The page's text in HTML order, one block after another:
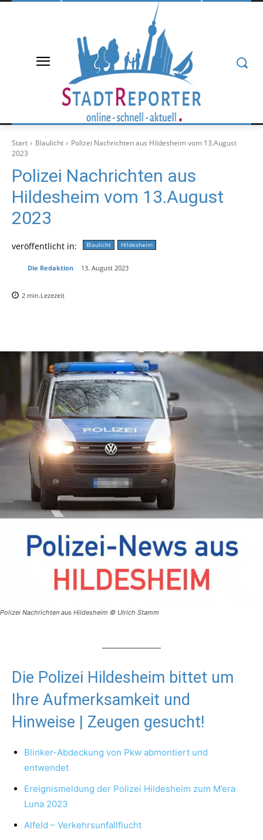
Start Blaulicht
Polizei Nachrichten aus Hildesheim vom 13.August
2023
Polizei Nachrichten aus
Hildesheim vom 13.August
2023
veröffentlicht in: Blaulicht Hildesheim
Die Redaktion 13. August 2023
2 min.Lezezeit
Polizei Nachrichten aus Hildesheim © Ulrich Stamm
Die Polizei Hildesheim bittet um
Ihre Aufmerksamkeit und
Hinweise | Zeugen gesucht!
Blinker-Abdeckung von Pkw abmontiert und
entwendet
Ereignismeldung der Polizei Hildesheim zum M’era
Luna 2023
Alfeld – Verkehrsunfallflucht